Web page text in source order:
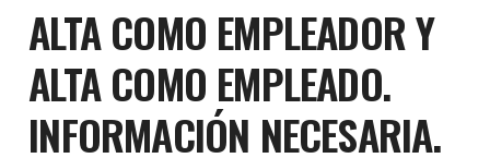
ALTA COMO EMPLEADOR Y
ALTA COMO EMPLEADO.
INFORMACIÓN NECESARIA.